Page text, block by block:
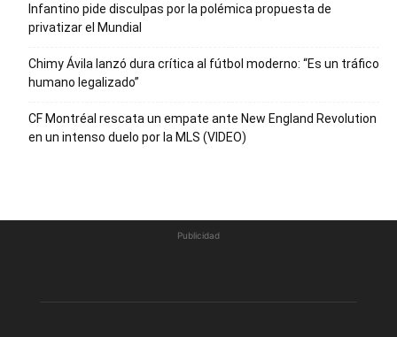
Infantino pide disculpas por la polémica propuesta de
privatizar el Mundial
Chimy Ávila lanzó dura crítica al fútbol moderno: “Es un tráfico
humano legalizado”
CF Montréal rescata un empate ante New England Revolution
en un intenso duelo por la MLS (VIDEO)
Publicidad